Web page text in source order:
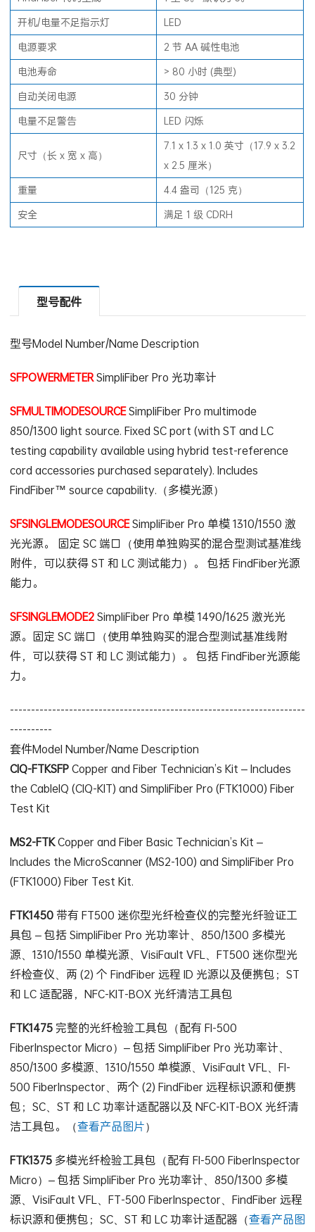
开机/电量不足指示灯
LED
电源要求
2 节 AA 碱性电池
电池寿命
> 80 小时 (典型)
自动关闭电源
30 分钟
电量不足警告
LED 闪烁
尺寸（长 x 宽 x 高）
7.1 x 1.3 x 1.0 英寸（17.9 x 3.2
x 2.5 厘米）
重量
4.4 盎司（125 克）
安全
满足 1 级 CDRH
型号配件
型号Model Number/Name Description
SFPOWERMETERSimpliFiber Pro 光功率计
SFMULTIMODESOURCESimpliFiber Pro multimode
850/1300 light source. Fixed SC port (with ST and LC
testing capability available using hybrid test-reference
cord accessories purchased separately). Includes
FindFiber™ source capability.（多模光源）
SFSINGLEMODESOURCESimpliFiber Pro 单模 1310/1550 激
光光源。 固定 SC 端口（使用单独购买的混合型测试基准线
附件，可以获得 ST 和 LC 测试能力）。 包括 FindFiber光源
能力。
SFSINGLEMODE2SimpliFiber Pro 单模 1490/1625 激光光
源。固定 SC 端口（使用单独购买的混合型测试基准线附
件，可以获得 ST 和 LC 测试能力）。 包括 FindFiber光源能
力。
----------------------------------------------------------------------
----------
套件Model Number/Name Description
CIQ-FTKSFPCopper and Fiber Technician’s Kit – Includes
the CableIQ (CIQ-KIT) and SimpliFiber Pro (FTK1000) Fiber
Test Kit
MS2-FTKCopper and Fiber Basic Technician’s Kit –
Includes the MicroScanner (MS2-100) and SimpliFiber Pro
(FTK1000) Fiber Test Kit.
FTK1450带有 FT500 迷你型光纤检查仪的完整光纤验证工
具包 – 包括 SimpliFiber Pro 光功率计、850/1300 多模光
源、1310/1550 单模光源、VisiFault VFL、FT500 迷你型光
纤检查仪、两 (2) 个 FindFiber 远程 ID 光源以及便携包；ST
和 LC 适配器，NFC-KIT-BOX 光纤清洁工具包
FTK1475完整的光纤检验工具包（配有 FI-500
FiberInspector Micro）– 包括 SimpliFiber Pro 光功率计、
850/1300 多模源、1310/1550 单模源、VisiFault VFL、FI-
500 FiberInspector、两个 (2) FindFiber 远程标识源和便携
包；SC、ST 和 LC 功率计适配器以及 NFC-KIT-BOX 光纤清
洁工具包。（查看产品图片）
FTK1375多模光纤检验工具包（配有 FI-500 FiberInspector
Micro）– 包括 SimpliFiber Pro 光功率计、850/1300 多模
源、VisiFault VFL、FT-500 FiberInspector、FindFiber 远程
标识源和便携包；SC、ST 和 LC 功率计适配器（查看产品图